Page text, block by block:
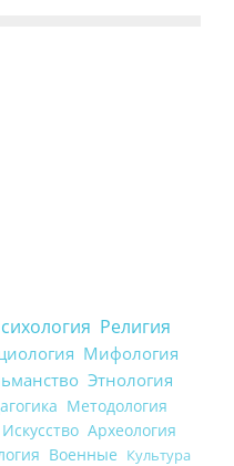
Религия
Мифология
Этнология
Методология
Искусство Археология
Военные Культура